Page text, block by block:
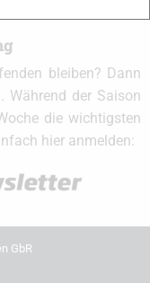
bleiben? Dann
Während der Saison
die wichtigsten
hier anmelden:
GbR